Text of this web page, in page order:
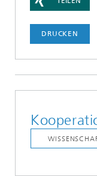
DRUCKEN